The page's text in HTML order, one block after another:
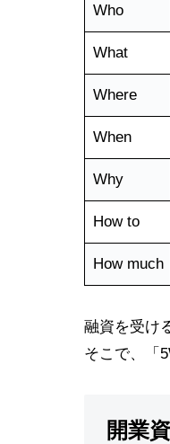
Who
What
Where
When
Why
How to
How much
融資を受け
そこで、「
開業